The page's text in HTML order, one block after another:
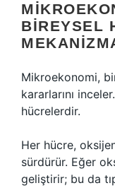
BIREYSEL
Mikroekonomi,
kararlarını
hücrelerdir.
Her hücre,
sürdürür. Eğer
geliştirir; bu da